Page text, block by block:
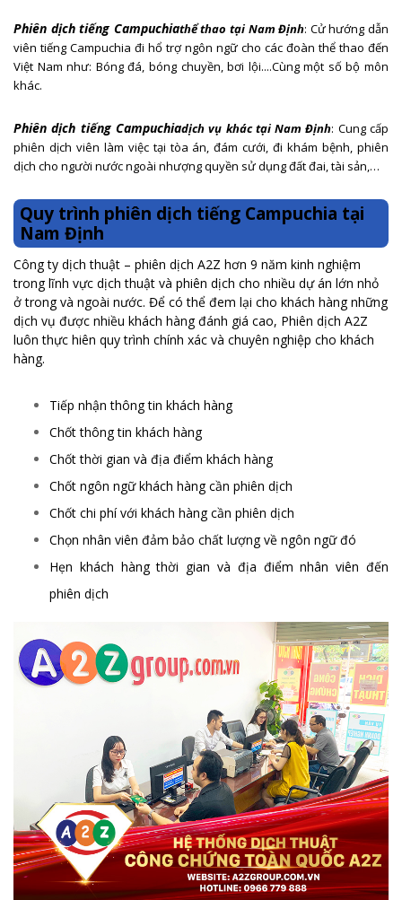
Phiên dịch tiếng Campuchiathể thaotại Nam Định: Cử hướng dẫn
viên tiếng Campuchia đi hổ trợ ngôn ngữ cho các đoàn thể thao đến
Việt Nam như: Bóng đá, bóng chuyền, bơi lội....Cùng một số bộ môn
khác.
Phiên dịch tiếng Campuchiadịch vụ kháctại Nam Định: Cung cấp
phiên dịch viên làm việc tại tòa án, đám cưới, đi khám bệnh, phiên
dịch cho người nước ngoài nhượng quyền sử dụng đất đai, tài sản,…
Quy trình phiên dịch tiếng Campuchia tại
Nam Định
Công ty dịch thuật – phiên dịch A2Z hơn 9 năm kinh nghiệm
trong lĩnh vực dịch thuật và phiên dịch cho nhiều dự án lớn nhỏ
ở trong và ngoài nước. Để có thể đem lại cho khách hàng những
dịch vụ được nhiều khách hàng đánh giá cao, Phiên dịch A2Z
luôn thực hiên quy trình chính xác và chuyên nghiệp cho khách
hàng.
Tiếp nhận thông tin khách hàng
Chốt thông tin khách hàng
Chốt thời gian và địa điểm khách hàng
Chốt ngôn ngữ khách hàng cần phiên dịch
Chốt chi phí với khách hàng cần phiên dịch
Chọn nhân viên đảm bảo chất lượng về ngôn ngữ đó
Hẹn khách hàng thời gian và địa điểm nhân viên đến
phiên dịch